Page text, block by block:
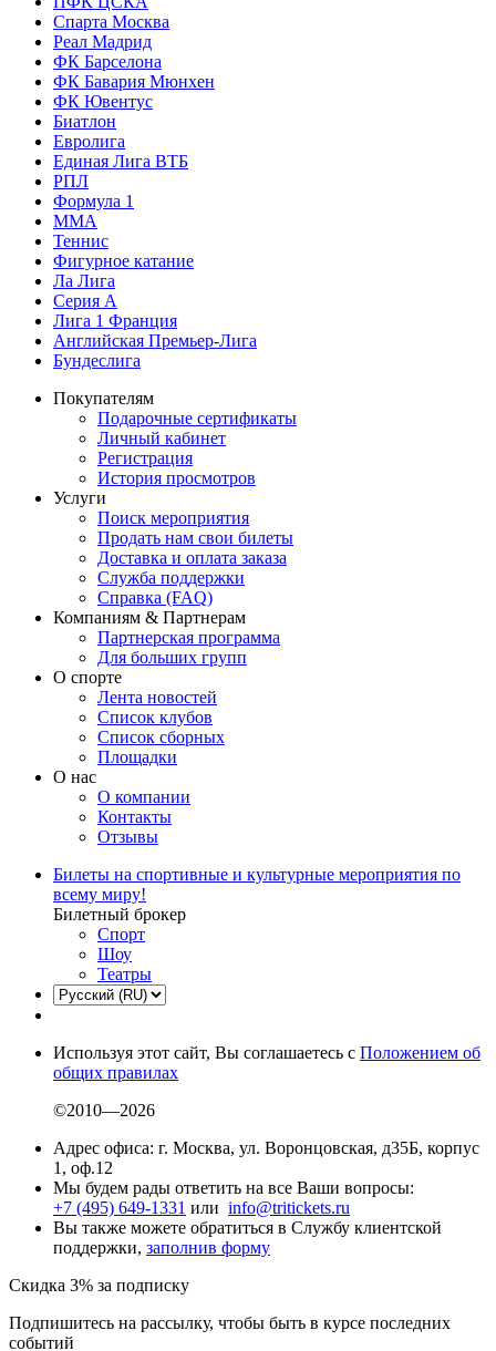
Спарта Москва
Реал Мадрид
ФК Барселона
ФК Бавария Мюнхен
ФК Ювентус
Биатлон
Евролига
Единая Лига ВТБ
РПЛ
Формула 1
MMA
Теннис
Фигурное катание
Ла Лига
Серия А
Лига 1 Франция
Английская Премьер-Лига
Бундеслига
Покупателям
Подарочные сертификаты
Личный кабинет
Регистрация
История просмотров
Услуги
Поиск мероприятия
Продать нам свои билеты
Доставка и оплата заказа
Служба поддержки
Справка (FAQ)
Компаниям & Партнерам
Партнерская программа
Для больших групп
О спорте
Лента новостей
Список клубов
Список сборных
Площадки
О нас
О компании
Контакты
Отзывы
Билеты на спортивные и культурные мероприятия по
всему миру!
Билетный брокер
Спорт
Шоу
Театры
Используя этот сайт, Вы соглашаетесь с Положением об
общих правилах
©2010—2026
Адрес офиса: г. Москва, ул. Воронцовская, д35Б, корпус
1, оф.12
Мы будем рады ответить на все Ваши вопросы:
+7 (495) 649-1331 или info@tritickets.ru
Вы также можете обратиться в Службу клиентской
поддержки, заполнив форму
Скидка 3% за подписку
Подпишитесь на рассылку, чтобы быть в курсе последних
событий